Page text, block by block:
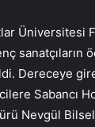
Üniversitesi
sanatçıların
Dereceye
Sabancı
Nevgül